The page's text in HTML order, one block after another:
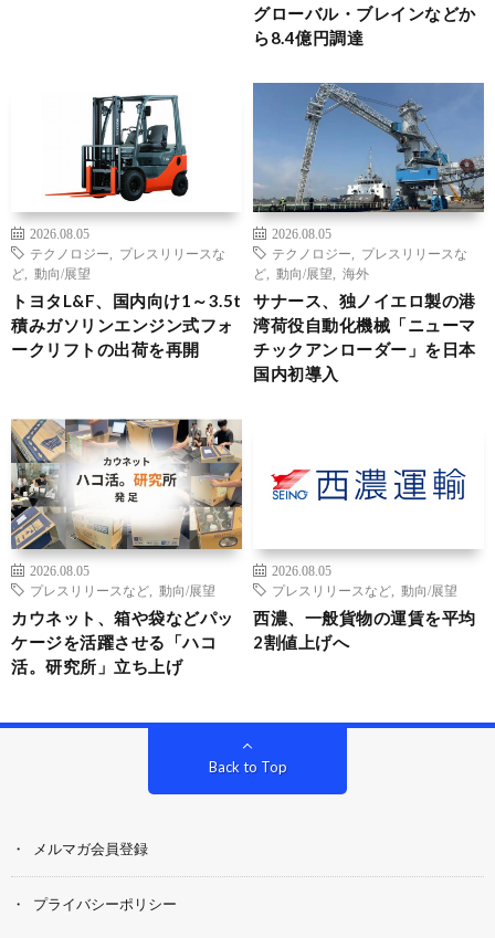
グローバル・ブレインなどか
ら8.4億円調達
2026.08.05
テクノロジー
プレスリリースな
ど
動向/展望
トヨタL&F、国内向け1～3.5t
積みガソリンエンジン式フォ
ークリフトの出荷を再開
2026.08.05
テクノロジー
プレスリリースな
ど
動向/展望 海外
サナース、独ノイエロ製の港
湾荷役自動化機械「ニューマ
チックアンローダー」を日本
国内初導入
2026.08.05
プレスリリースなど
動向/展望
カウネット、箱や袋などパッ
ケージを活躍させる「ハコ
活。研究所」立ち上げ
2026.08.05
プレスリリースなど
動向/展望
西濃、一般貨物の運賃を平均
2割値上げへ
Back to Top
メルマガ会員登録
プライバシーポリシー